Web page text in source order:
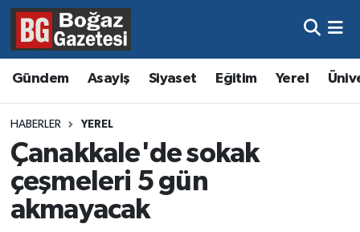
Gündem Asayiş Siyaset Eğitim Yerel
HABERLER YEREL
Çanakkale'de sokak
çeşmeleri 5 gün
akmayacak
Asayiş
Eğitim
Ekonomi
Gündem
Kültür ve Sanat
Hava Durumu
Trafik Durumu
Süper Lig Puan Durumu ve Fikstür
Tüm Manşetler
Son Dakika Haberleri